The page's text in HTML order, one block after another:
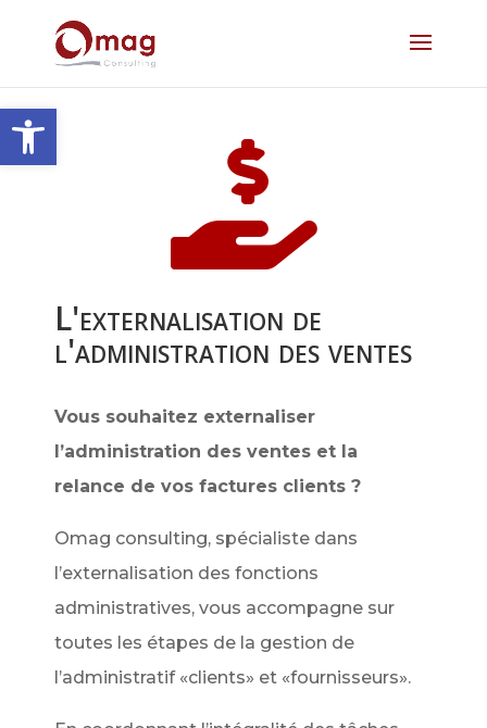
Ouvrir la barre d’outils

L'externalisation de
l'administration des ventes
Vous souhaitez externaliser
l’administration des ventes et la
relance de vos factures clients ?
Omag consulting, spécialiste dans
l’externalisation des fonctions
administratives, vous accompagne sur
toutes les étapes de la gestion de
l’administratif «clients» et «fournisseurs».